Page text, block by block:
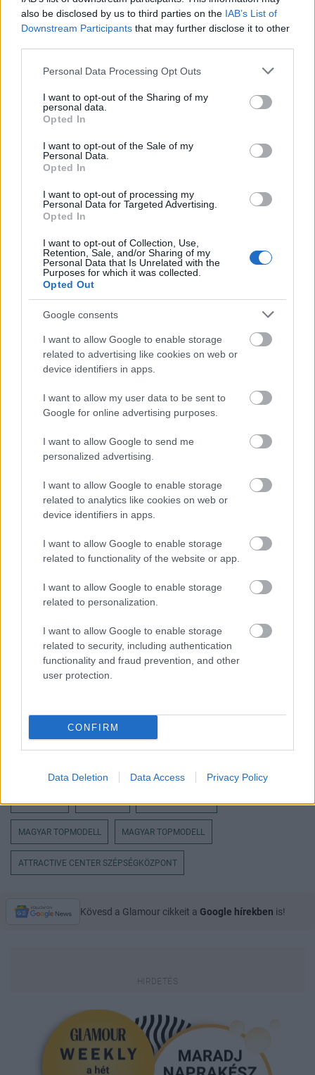
also be disclosed by us to third parties on the IAB’s List of
Downstream Participants that may further disclose it to other
Please note that this website/app uses one or more Google
not limited to your visit or usage behaviour. You may click to
grant or deny consent to Google and its third-party tags to
use your data for below specified purposes in below Google
consent section.
Personal Data Processing Opt Outs
I want to opt-out of the Sharing of my
personal data.
Opted In
I want to opt-out of the Sale of my
Personal Data.
Opted In
I want to opt-out of processing my
Personal Data for Targeted Advertising.
Opted In
I want to opt-out of Collection, Use,
Retention, Sale, and/or Sharing of my
Personal Data that Is Unrelated with the
Purposes for which it was collected.
Opted Out
Google consents
I want to allow Google to enable storage
related to advertising like cookies on web or
device identifiers in apps.
I want to allow my user data to be sent to
Google for online advertising purposes.
I want to allow Google to send me
personalized advertising.
I want to allow Google to enable storage
related to analytics like cookies on web or
device identifiers in apps.
I want to allow Google to enable storage
related to functionality of the website or app.
I want to allow Google to enable storage
related to personalization.
I want to allow Google to enable storage
related to security, including authentication
functionality and fraud prevention, and other
user protection.
CONFIRM
Data Deletion Data Access Privacy Policy
d0000A92C57c9ac3aa5b1.jpg
Megosztás
Messengeren
keresőben könnyebben megtaláld a
glamour.hu cikkeit
ANNAEVA DIVATTERVEZŐK
MAGYAR TOPMODELL MAGYAR TOPMODELL
ATTRACTIVE CENTER SZÉPSÉGKÖZPONT
Kövesd a Glamour cikkeit a Google hírekben is!